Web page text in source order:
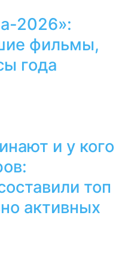
2026»:
фильмы,
года
и у кого
топ
активных